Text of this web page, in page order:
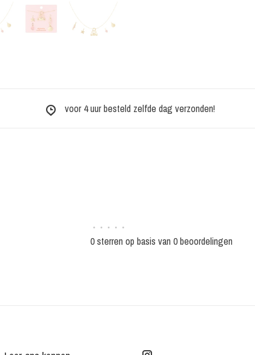
voor 4 uur besteld zelfde dag verzonden!
• • • • •
0 sterren op basis van 0 beoordelingen